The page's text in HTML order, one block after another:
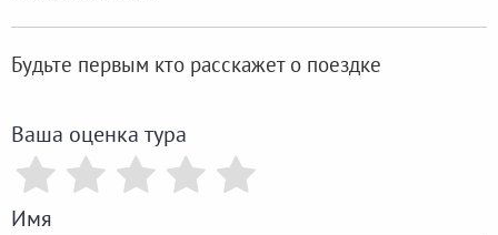
Будьте первым кто расскажет о поездке
Ваша оценка тура
Имя